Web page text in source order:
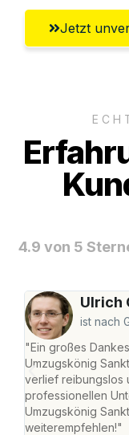
Jetzt
4.9 von 5
Ulrich
ist nach
"Ein großes
Umzugskönig
verlief reibungslos
professionellen
Umzugskönig
weiterempfehlen!"